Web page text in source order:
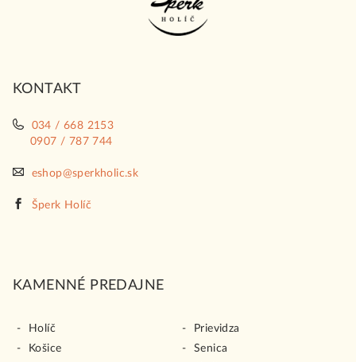
KONTAKT
034 / 668 2153
0907 / 787 744
eshop@sperkholic.sk
Šperk Holíč
KAMENNÉ PREDAJNE
Holíč
Košice
Prievidza
Senica